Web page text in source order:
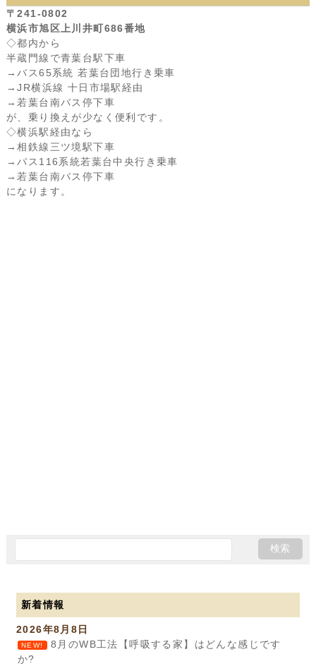
〒241-0802
横浜市旭区上川井町686番地
◇都内から
半蔵門線で青葉台駅下車
→バス65系統 若葉台団地行き乗車
→JR横浜線 十日市場駅経由
→若葉台南バス停下車
が、乗り換えが少なく便利です。
◇横浜駅経由なら
→相鉄線三ツ境駅下車
→バス116系統若葉台中央行き乗車
→若葉台南バス停下車
になります。
新着情報
2026年8月8日
NEW!
8月のWB工法【呼吸する家】はどんな感じです
か?